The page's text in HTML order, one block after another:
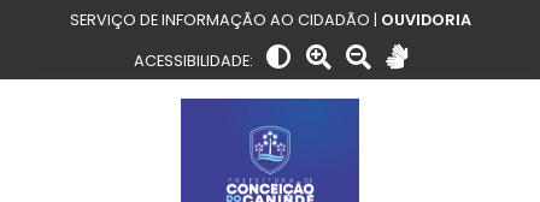
SERVIÇO DE INFORMAÇÃO AO CIDADÃO | OUVIDORIA
ACESSIBILIDADE: